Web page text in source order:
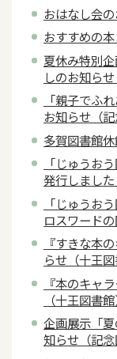
おはなし会の
おすすめの本
夏休み特別
しのお知らせ
「親子でふ
お知らせ（記
多賀図書館
「じゅうお
発行しました
「じゅうお
ロスワードの
『すきな本
らせ（十王図
『本のキャ
（十王図書館
企画展示「
知らせ（記念